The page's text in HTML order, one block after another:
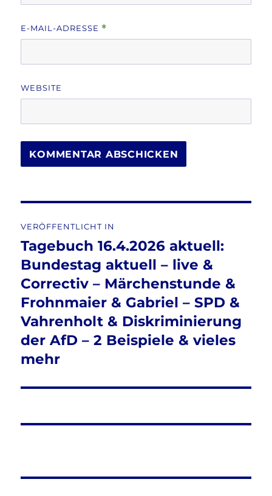
E-MAIL-ADRESSE *
WEBSITE
VERÖFFENTLICHT IN
Tagebuch 16.4.2026 aktuell:
Bundestag aktuell – live &
Correctiv – Märchenstunde &
Frohnmaier & Gabriel – SPD &
Vahrenholt & Diskriminierung
der AfD – 2 Beispiele & vieles
mehr